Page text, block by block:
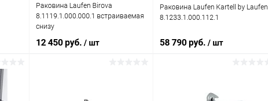
Раковина Laufen Birova
8.1119.1.000.000.1 встраиваемая
снизу
12 450 руб. / шт
Раковина Laufen Kartell by Laufen
8.1233.1.000.112.1
58 790 руб. / шт